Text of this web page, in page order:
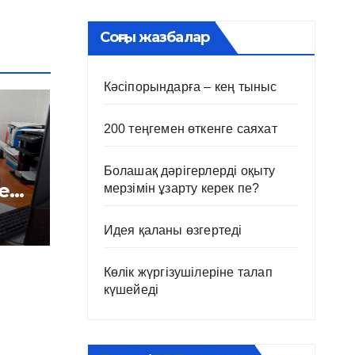
Соңғы жазбалар
Кәсіпорындарға – кең тыныс
200 теңгемен өткенге саяхат
Болашақ дәрігерлерді оқыту
мерзімін ұзарту керек пе?
Идея қаланы өзгертеді
Көлік жүргізушілеріне талап
күшейеді